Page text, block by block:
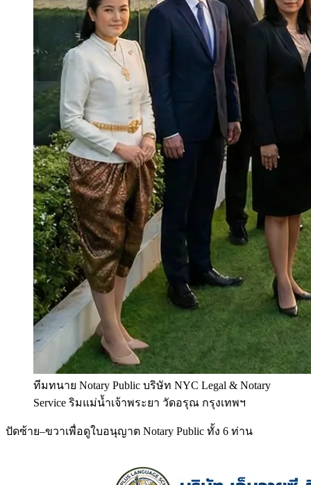
ทีมทนาย Notary Public บริษัท NYC Legal & Notary
Service ริมแม่น้ำเจ้าพระยา วัดอรุณ กรุงเทพฯ
ปัดซ้าย–ขวาเพื่อดูใบอนุญาต Notary Public ทั้ง 6 ท่าน